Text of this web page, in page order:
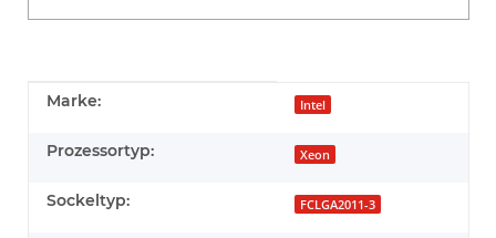
Produkteigenschaft
Wert
Marke: Intel
Prozessortyp: Xeon
Sockeltyp: FCLGA2011-3